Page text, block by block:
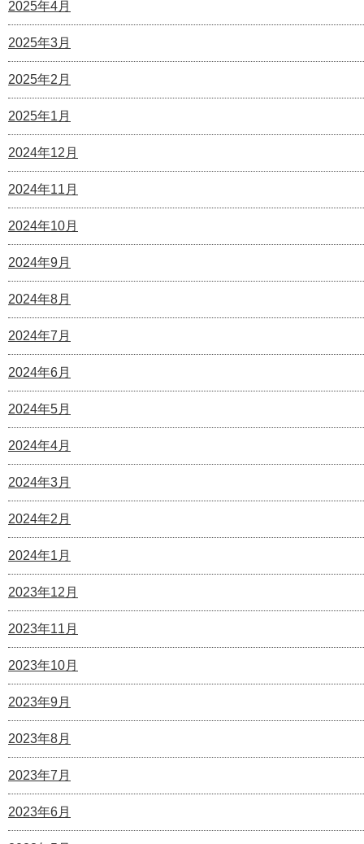
2025年4月
2025年3月
2025年2月
2025年1月
2024年12月
2024年11月
2024年10月
2024年9月
2024年8月
2024年7月
2024年6月
2024年5月
2024年4月
2024年3月
2024年2月
2024年1月
2023年12月
2023年11月
2023年10月
2023年9月
2023年8月
2023年7月
2023年6月